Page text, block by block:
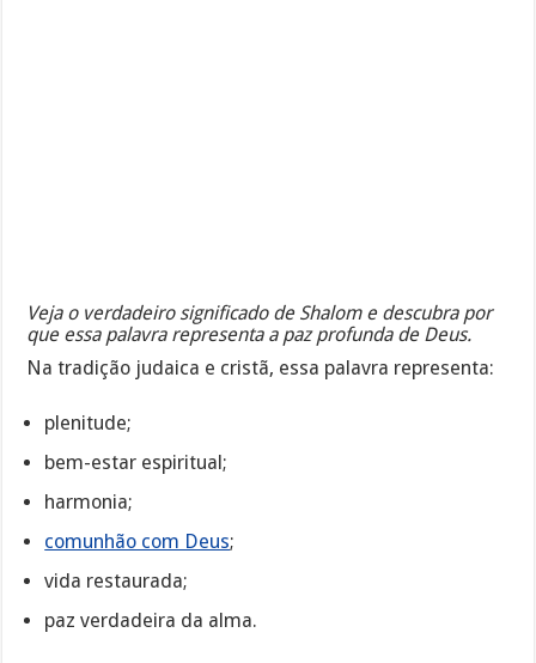
Veja o verdadeiro significado de Shalom e descubra por
que essa palavra representa a paz profunda de Deus.
Na tradição judaica e cristã, essa palavra representa:
plenitude;
bem-estar espiritual;
harmonia;
comunhão com Deus;
vida restaurada;
paz verdadeira da alma.